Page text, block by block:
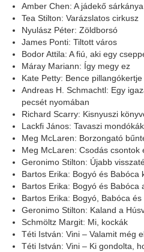
Amber Chen: A jádekő sárkánya
Tea Stilton: Varázslatos cirkusz
Nyulász Péter: Zöldborsó
James Ponti: Tiltott város
Bodor Attila: A fiú, aki egy
Máray Mariann: Így megy ez
Kate Petty: Bence pillangókertje
Andreas H. Schmachtl: Egy
pecsét nyomában
Richard Scarry: Kisnyuszi
Lackfi János: Tavaszi mondókák
Meg McLaren: Borzongató
Meg McLaren: Csodás csontok
Geronimo Stilton: Újabb
Bartos Erika: Bogyó és Babóca
Bartos Erika: Bogyó és Babóca
Bartos Erika: Bogyó, Babóca
Geronimo Stilton: Kaland a
Schmöltz Margit: Mi, kockák
Téti István: Vini – Valamit még
Téti István: Vini – Ki gondolta,